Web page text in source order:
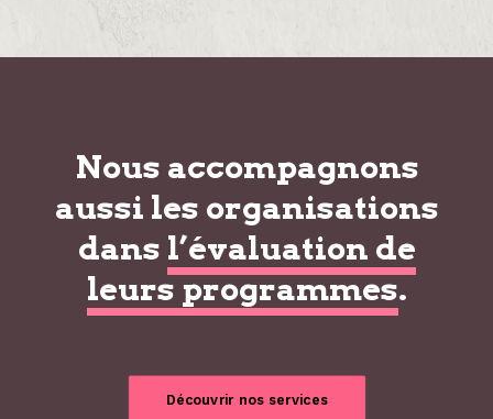
Nous accompagnons
aussi les organisations
dans l’évaluation de
leurs programmes.
Découvrir nos services